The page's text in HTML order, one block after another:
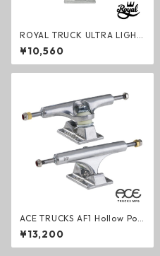
ROYAL TRUCK ULTRA LIGHT
S RAW ロイヤル ウルトラライ
ト トラック 2個セット スケー
トボード用パーツ
¥10,560
ACE TRUCKS AF1 Hollow Poli
shed エーストラック 2個セッ
ト スケートボード用パーツ 中
空軽量化
¥13,200